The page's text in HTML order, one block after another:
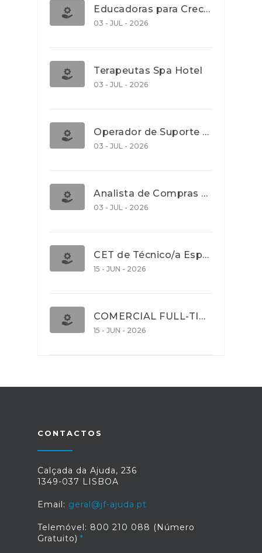
Educadoras para Creche e J.I., Lisboa
03 - JUL - 2026
Terapeutas Spa Hotel
03 - JUL - 2026
Operador de Suporte Operacional
03 - JUL - 2026
Analista de Compras e Contratos (Banca)
03 - JUL - 2026
CET de Técnico/a Especialista em Comércio Internacional (Nível 5)
15 - JUN - 2026
COMERCIAL FULL-TIME
15 - JUN - 2026
CONTACTOS
Calçada da Ajuda, 236
1349-037 LISBOA
Email: geral@jf-ajuda.pt
Telemóvel: 800 210 088 (Número
Gratuito)